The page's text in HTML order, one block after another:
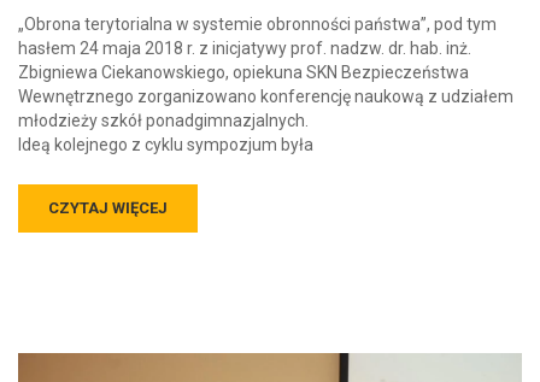
„Obrona terytorialna w systemie obronności państwa”, pod tym
hasłem 24 maja 2018 r. z inicjatywy prof. nadzw. dr. hab. inż.
Zbigniewa Ciekanowskiego, opiekuna SKN Bezpieczeństwa
Wewnętrznego zorganizowano konferencję naukową z udziałem
młodzieży szkół ponadgimnazjalnych.
Ideą kolejnego z cyklu sympozjum była
CZYTAJ WIĘCEJ